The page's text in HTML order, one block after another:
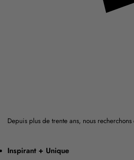
Depuis plus de trente ans, nous
Inspirant + Unique